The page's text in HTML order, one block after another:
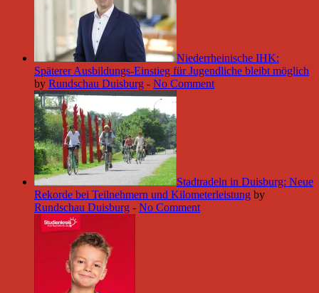
Niederrheinische IHK:
Späterer Ausbildungs-Einstieg für Jugendliche bleibt möglich
by Rundschau Duisburg - No Comment
Stadtradeln in Duisburg: Neue
Rekorde bei Teilnehmern und Kilometerleistung by
Rundschau Duisburg - No Comment